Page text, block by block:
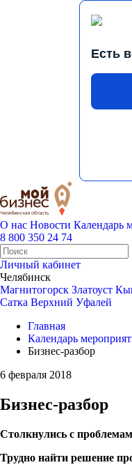
Есть
О нас Новости Календарь
8 800 350 24 74
Личный кабинет
Челябинск
Магнитогорск Златоуст
Сатка Верхний Уфалей
Главная
Календарь
Бизнес-разбор
6 февраля 2018
Бизнес-разбор
Столкнулись с
Трудно найти решение